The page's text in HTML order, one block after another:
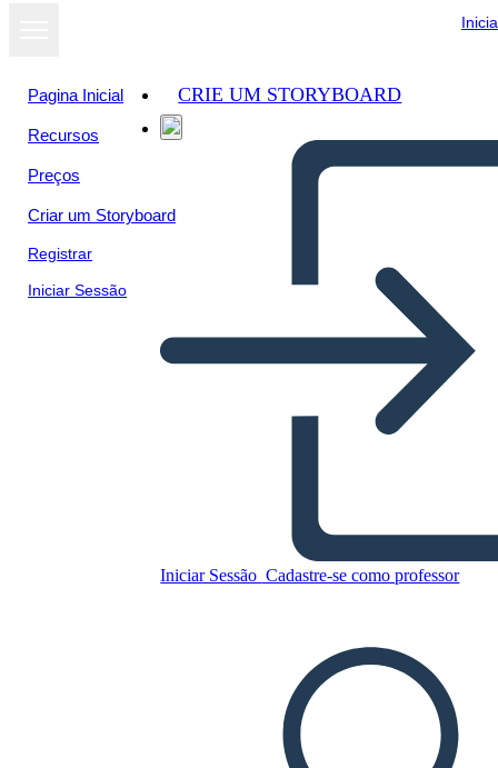
Pagina Inicial
Recursos
Preços
Criar um Storyboard
Registrar
Iniciar Sessão
CRIE UM STORYBOARD
Iniciar Sessão Cadastre-se como professor
Copie este storyboard
CRIAR UM STORYBOARD
LEIA PRA MIM
Ver como
apresentação